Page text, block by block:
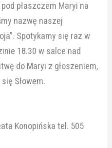
płaszczem Maryi na
nazwę naszej
Spotykamy się raz w
18.30 w salce nad
do Maryi z głoszeniem,
Słowem.
Konopińska tel. 505